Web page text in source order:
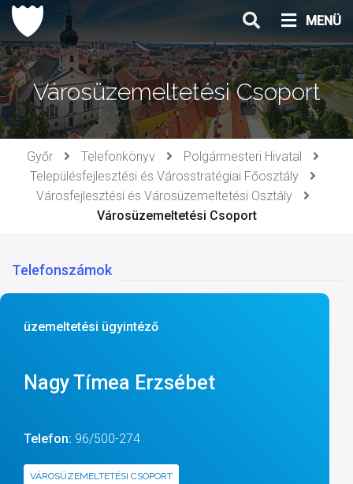
Ugrás
tartalomhoz
MENÜ
Városüzemeltetési Csoport
Győr Telefonkönyv
Polgármesteri Hivatal
Településfejlesztési és Városstratégiai Főosztály
Városfejlesztési és Városüzemeltetési Osztály
Városüzemeltetési Csoport
Telefonszámok
üzemeltetési ügyintéző
Nagy Tímea Erzsébet
Telefon: 96/500-274
VÁROSÜZEMELTETÉSI CSOPORT